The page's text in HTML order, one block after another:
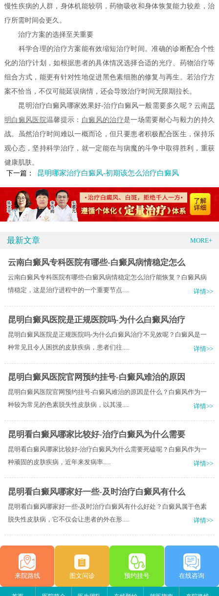
慢性疾病的人群，身体机能较弱，药物吸收和身体恢复能力较差，治
疗所需时间会更久。
治疗方案的选择至关重要
科学合理的治疗方案能有效缩短治疗时间。准确的诊断配合个性
化的治疗计划，如根据患者的具体情况选择合适的光疗、药物治疗等
组合方式，能更有针对性地促进黑色素细胞的修复与再生。若治疗方
案不恰当，不仅可能延误病情，还会导致治疗时间无限期拉长。
昆明治疗白癜风哪家效果好-治疗白癜风一般需要多久呢？云南昆
明白癜风医院温馨提示： 白癜风的治疗是一场需要耐心与毅力的持久
战。虽然治疗时间难以一概而论，但只要患者积极配合医生，保持乐
观心态，坚持科学治疗，就一定能在与病魔的斗争中取得胜利，重获
健康肌肤。
下一篇：
昆明哪家治疗白癜风-初期该怎么治疗白癜风
最新文章 MORE+
云南白癜风专科医院有哪些-白癜风病情稳定怎么
云南白癜风专科医院有哪些-白癜风病情稳定怎么治疗能恢复？白癜风病
情稳定，这是治疗进程中的一个重要节点.....
详情>>
昆明白癜风医院是正规医院吗-为什么白癜风治疗
昆明白癜风医院是正规医院吗-为什么白癜风治疗不见效呢？白癜风是一
种常见且令人困扰的皮肤疾病，患者们往.....
详情>>
昆明白癜风医院官网预约挂号-白癜风难治的原因
昆明白癜风医院官网预约挂号-白癜风难治的原因是什么？白癜风作为一
种较为常见的色素脱失性皮肤病，以其漫.....
详情>>
昆明看白癜风哪家比较好-治疗白癜风为什么需要
昆明看白癜风哪家比较好-治疗白癜风为什么需要死磕​呢？白癜风作为一
种顽固的皮肤疾病，近年来发病率.....
详情>>
昆明看白癜风哪家好一些-及时治疗白癜风有什么
昆明看白癜风哪家好一些-及时治疗白癜风有什么好处？白癜风属于色素
脱失性皮肤病，它不仅会让患者的外在形.....
详情>>
来院路线 图文问诊 预约挂号 在线咨询